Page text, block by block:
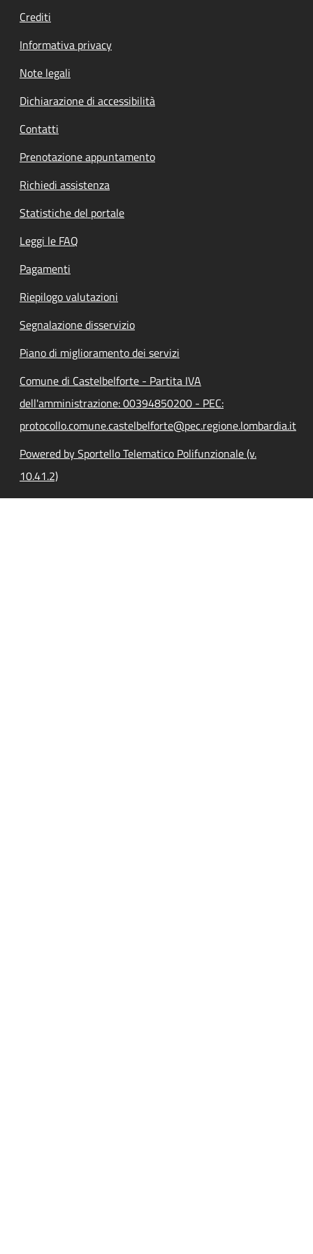
Crediti
Informativa privacy
Note legali
Dichiarazione di accessibilità
Contatti
Prenotazione appuntamento
Richiedi assistenza
Statistiche del portale
Leggi le FAQ
Pagamenti
Riepilogo valutazioni
Segnalazione disservizio
Piano di miglioramento dei servizi
Comune di Castelbelforte - Partita IVA
dell'amministrazione: 00394850200 - PEC:
protocollo.comune.castelbelforte@pec.regione.lombardia.it
Powered by Sportello Telematico Polifunzionale (v.
10.41.2)